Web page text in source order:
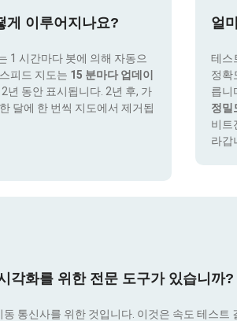
게 이루어지나요?
1 시간마다 봇에 의해 자동으
피드 지도는 15 분마다 업데이
년 동안 표시됩니다. 2년 후, 가
달에 한 번씩 지도에서 제거됩
얼
테스
정확
릅니
정밀
비트
라갑
각화를 위한 전문 도구가 있습니까?
동 통신사를 위한 것입니다. 이것은 속도 테스